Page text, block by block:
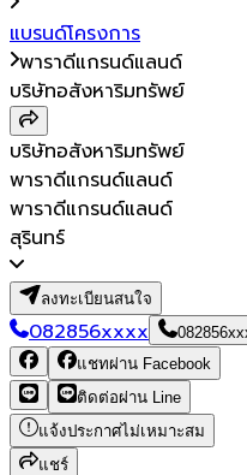
แบรนด์โครงการ
พาราดีแกรนด์แลนด์
บริษัทอสังหาริมทรัพย์
บริษัทอสังหาริมทรัพย์
พาราดีแกรนด์แลนด์
พาราดีแกรนด์แลนด์
สุรินทร์
ลงทะเบียนสนใจ
082856xxxx
แชทผ่าน Facebook
ติดต่อผ่าน Line
แจ้งประกาศไม่เหมาะสม
แชร์